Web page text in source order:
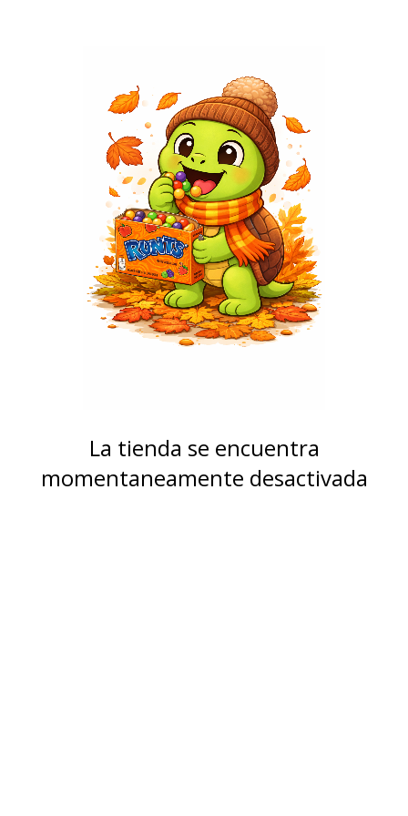
La tienda se encuentra
momentaneamente desactivada